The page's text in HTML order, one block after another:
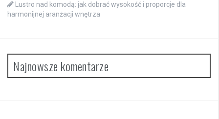
Lustro nad komodą: jak dobrać wysokość i proporcje dla
harmonijnej aranżacji wnętrza
Najnowsze komentarze